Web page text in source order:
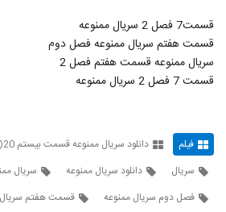
قسمت7 فصل 2 سریال ممنوعه
قسمت هفتم سریال ممنوعه فصل دوم
سریال ممنوعه قسمت هفتم فصل 2
قسمت 7 فصل 2 سریال ممنوعه
فیلم
دانلود سریال ممنوعه قسمت بیستم 20(قسمت 7 فصل 2 ممنوعه)
سریال
دانلود سریال ممنوعه
سریال
فصل دوم سریال ممنوعه
قسمت هفتم سریال